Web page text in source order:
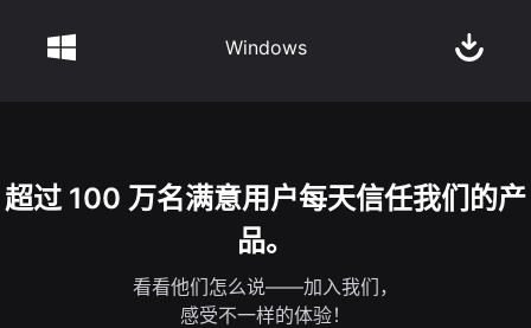
Windows
超过 100 万名满意用户每天信任我们的产
品。
看看他们怎么说——加入我们，
感受不一样的体验！